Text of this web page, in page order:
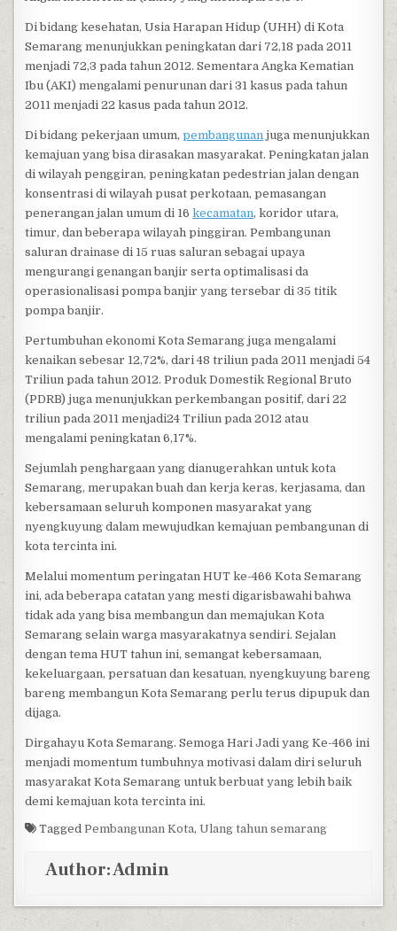
Di bidang kesehatan, Usia Harapan Hidup (UHH) di Kota
Semarang menunjukkan peningkatan dari 72,18 pada 2011
menjadi 72,3 pada tahun 2012. Sementara Angka Kematian
Ibu (AKI) mengalami penurunan dari 31 kasus pada tahun
2011 menjadi 22 kasus pada tahun 2012.
Di bidang pekerjaan umum,pembangunan juga menunjukkan
kemajuan yang bisa dirasakan masyarakat. Peningkatan jalan
di wilayah penggiran, peningkatan pedestrian jalan dengan
konsentrasi di wilayah pusat perkotaan, pemasangan
penerangan jalan umum di 16kecamatan, koridor utara,
timur, dan beberapa wilayah pinggiran. Pembangunan
saluran drainase di 15 ruas saluran sebagai upaya
mengurangi genangan banjir serta optimalisasi da
operasionalisasi pompa banjir yang tersebar di 35 titik
pompa banjir.
Pertumbuhan ekonomi Kota Semarang juga mengalami
kenaikan sebesar 12,72%, dari 48 triliun pada 2011 menjadi 54
Triliun pada tahun 2012. Produk Domestik Regional Bruto
(PDRB) juga menunjukkan perkembangan positif, dari 22
triliun pada 2011 menjadi24 Triliun pada 2012 atau
mengalami peningkatan 6,17%.
Sejumlah penghargaan yang dianugerahkan untuk kota
Semarang, merupakan buah dan kerja keras, kerjasama, dan
kebersamaan seluruh komponen masyarakat yang
nyengkuyung dalam mewujudkan kemajuan pembangunan di
kota tercinta ini.
Melalui momentum peringatan HUT ke-466 Kota Semarang
ini, ada beberapa catatan yang mesti digarisbawahi bahwa
tidak ada yang bisa membangun dan memajukan Kota
Semarang selain warga masyarakatnya sendiri. Sejalan
dengan tema HUT tahun ini, semangat kebersamaan,
kekeluargaan, persatuan dan kesatuan, nyengkuyung bareng
bareng membangun Kota Semarang perlu terus dipupuk dan
dijaga.
Dirgahayu Kota Semarang. Semoga Hari Jadi yang Ke-466 ini
menjadi momentum tumbuhnya motivasi dalam diri seluruh
masyarakat Kota Semarang untuk berbuat yang lebih baik
demi kemajuan kota tercinta ini.
TaggedPembangunan Kota,Ulang tahun semarang
Author:Admin